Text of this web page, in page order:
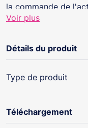
la commande de
gestion de l'appel
sélection du code
d'ajouter des
Voir plus
Détails du produit
Type de produit
Téléchargement